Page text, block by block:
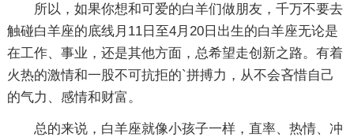
所以，如果你想和可爱的白羊们做朋友，千万不要去
触碰白羊座的底线月11日至4月20日出生的白羊座无论是
在工作、事业，还是其他方面，总希望走创新之路。有着
火热的激情和一股不可抗拒的`拼搏力，从不会吝惜自己
的气力、感情和财富。
总的来说，白羊座就像小孩子一样，直率、热情、冲